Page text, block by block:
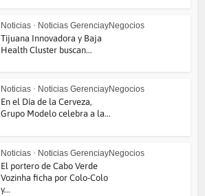
Noticias • Noticias GerenciayNegocios
Tijuana Innovadora y Baja
Health Cluster buscan...
Noticias • Noticias GerenciayNegocios
En el Día de la Cerveza,
Grupo Modelo celebra a la...
Noticias • Noticias GerenciayNegocios
El portero de Cabo Verde
Vozinha ficha por Colo-Colo
y...